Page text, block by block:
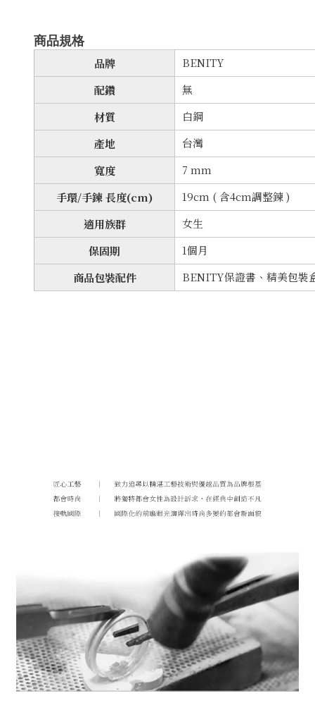
商品規格
品牌
BENITY
配鑽
無
材質
白鋼
產地
台灣
寬度
7 mm
手環/手鍊 長度(cm)
19cm ( 含4cm調整鍊 )
適用族群
女生
保固期
1個月
商品包裝配件
BENITY保證書、精美包裝